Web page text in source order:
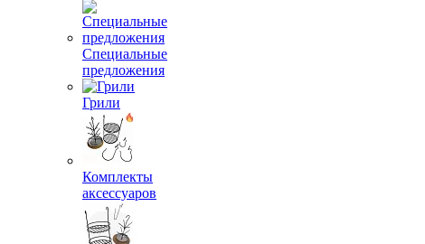
Специальные
предложения
Грили
Комплекты
аксессуаров